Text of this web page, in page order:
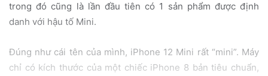
trong đó cũng là lần đầu tiên có 1 sản phẩm được định
danh với hậu tố Mini.
Đúng như cái tên của mình, iPhone 12 Mini rất “mini”. Máy
chỉ có kích thước của một chiếc iPhone 8 bản tiêu chuẩn,